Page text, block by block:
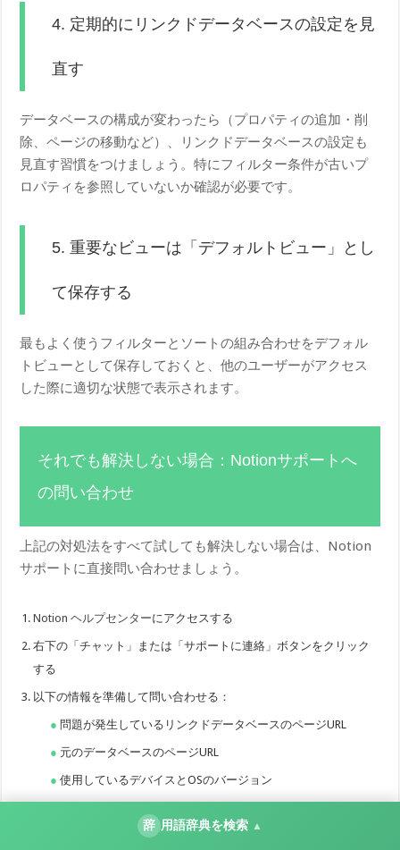
4. 定期的にリンクドデータベースの設定を見
直す
データベースの構成が変わったら（プロパティの追加・削
除、ページの移動など）、リンクドデータベースの設定も
見直す習慣をつけましょう。特にフィルター条件が古いプ
ロパティを参照していないか確認が必要です。
5. 重要なビューは「デフォルトビュー」とし
て保存する
最もよく使うフィルターとソートの組み合わせをデフォル
トビューとして保存しておくと、他のユーザーがアクセス
した際に適切な状態で表示されます。
それでも解決しない場合：Notionサポートへ
の問い合わせ
上記の対処法をすべて試しても解決しない場合は、Notion
サポートに直接問い合わせましょう。
Notion ヘルプセンターにアクセスする
右下の「チャット」または「サポートに連絡」ボタンをクリック
する
以下の情報を準備して問い合わせる：
問題が発生しているリンクドデータベースのページURL
元のデータベースのページURL
使用しているデバイスとOSのバージョン
問題の詳細な説明（いつから、どのような症状か）
辞 用語辞典を検索 ▲